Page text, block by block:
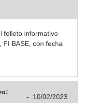
folleto informativo
FI BASE, con fecha
- 10/02/2023